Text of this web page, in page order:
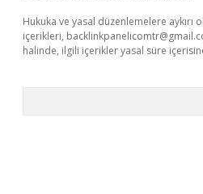
Hukuka ve yasal düzenlemelere aykırı
içerikleri,
halinde, ilgili içerikler yasal süre